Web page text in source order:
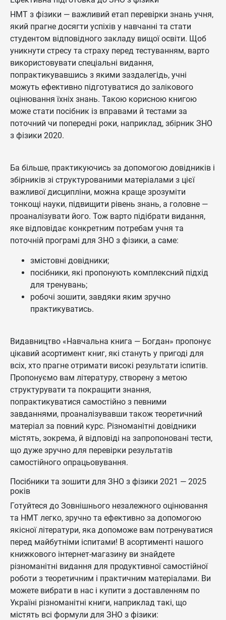
НМТ з фізики — важливий етап перевірки знань учня,
який прагне досягти успіхів у навчанні та стати
студентом відповідного закладу вищої освіти. Щоб
уникнути стресу та страху перед тестуванням, варто
використовувати спеціальні видання,
попрактикувавшись з якими заздалегідь, учні
можуть ефективно підготуватися до залікового
оцінювання їхніх знань. Такою корисною книгою
може стати посібник із вправами й тестами за
поточний чи попередні роки, наприклад, збірник ЗНО
з фізики 2020.
Ба більше, практикуючись за допомогою довідників і
збірників зі структурованими матеріалами з цієї
важливої дисципліни, можна краще зрозуміти
тонкощі науки, підвищити рівень знань, а головне —
проаналізувати його. Тож варто підібрати видання,
яке відповідає конкретним потребам учня та
поточній програмі для ЗНО з фізики, а саме:
змістовні довідники;
посібники, які пропонують комплексний підхід
для тренувань;
робочі зошити, завдяки яким зручно
практикуватись.
Видавництво «Навчальна книга — Богдан» пропонує
цікавий асортимент книг, які стануть у пригоді для
всіх, хто прагне отримати високі результати іспитів.
Пропонуємо вам літературу, створену з метою
структурувати та покращити знання,
попрактикуватися самостійно з певними
завданнями, проаналізувавши також теоретичний
матеріал за повний курс. Різноманітні довідники
містять, зокрема, й відповіді на запропоновані тести,
що дуже зручно для перевірки результатів
самостійного опрацьовування.
Посібники та зошити для ЗНО з фізики 2021 — 2025
років
Готуйтеся до Зовнішнього незалежного оцінювання
та НМТ легко, зручно та ефективно за допомогою
якісної літератури, яка допоможе вам потренуватися
перед майбутніми іспитами! В асортименті нашого
книжкового інтернет-магазину ви знайдете
різноманітні видання для продуктивної самостійної
роботи з теоретичним і практичним матеріалами. Ви
можете вибрати в нас і купити з доставленням по
Україні різноманітні книги, наприклад такі, що
містять всі формули для ЗНО з фізики: